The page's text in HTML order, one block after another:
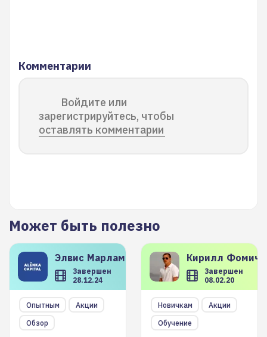
Комментарии
Войдите или
зарегистрируйтесь, чтобы
оставлять комментарии
Может быть полезно
Элвис Марламов
Завершен
28.12.24
Опытным
Акции
Обзор
Кирилл
Завершен
08.02.20
Новичкам
Акции
Обучение